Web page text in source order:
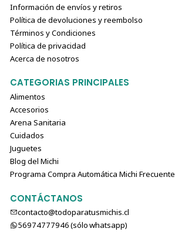
Información de envíos y retiros
Política de devoluciones y reembolso
Términos y Condiciones
Política de privacidad
Acerca de nosotros
CATEGORIAS PRINCIPALES
Alimentos
Accesorios
Arena Sanitaria
Cuidados
Juguetes
Blog del Michi
Programa Compra Automática Michi Frecuente
CONTÁCTANOS
contacto@todoparatusmichis.cl
56974777946 (sólo⁣⁣⁣⁣⁣​​​​​​​​​​​​​​​ whatsapp)